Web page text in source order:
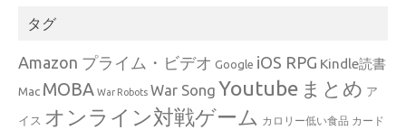
タグ
Amazon プライム・ビデオ Google iOS RPG Kindle読書
Mac MOBA War Robots War Song Youtube まとめ ア
イス オンライン対戦ゲーム カロリー低い食品 カード